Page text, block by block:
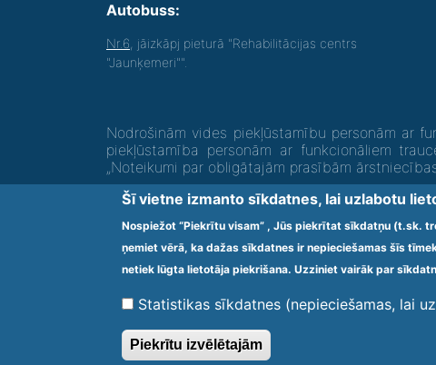
Autobuss:
Nr.6 , jāizkāpj pieturā "Rehabilitācijas centrs
"Jaunķemeri"".
Nodrošinām vides piekļūstamību personām ar
piekļūstamība personām ar funkcionāliem
„Noteikumi par obligātajām prasībām
Ārstniecības iestādes kods 1300 – 64003
Footer
menu
© 2020 Kūrorta Rehabilitācijas Centrs - Jaunķemeri. Visas
Šī vietne izmanto sīkdatnes, lai uzlabotu
Nospiežot “Piekrītu visam” , Jūs piekrītat sīkdatņu (t.sk.
ņemiet vērā, ka dažas sīkdatnes ir nepieciešamas šīs
netiek lūgta lietotāja piekrišana. Uzziniet vairāk par
Statistikas sīkdatnes (nepieciešamas, lai
Piekrītu izvēlētajām